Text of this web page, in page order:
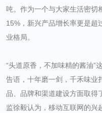
吨。作为一个与大家生活密切
15%，新兴产品增长率更是超
业格局。
“头道原香，不加味精的酱油”
告语，十年磨一剑，千禾味业
品、品牌和渠道建设方面取得
监徐毅认为，移动互联网的兴